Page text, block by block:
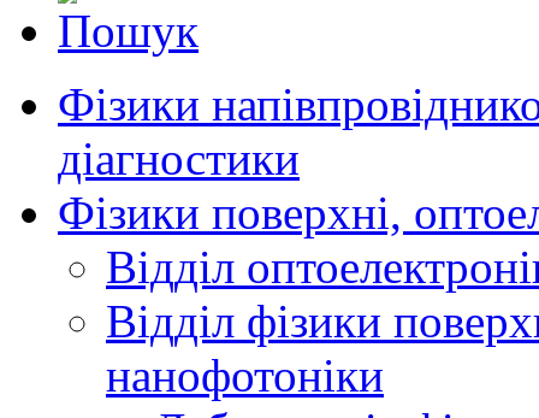
Фізики
діагностики
Фізики поверхні,
Відділ
Відділ фізики
нанофотоніки